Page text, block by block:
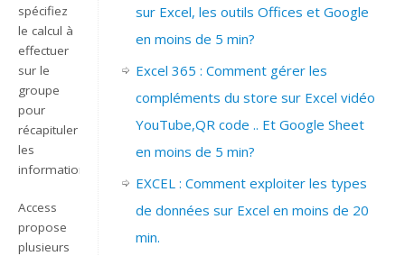
spécifiez
le calcul à
effectuer
sur le
groupe
pour
récapituler
les
informations.
Access
propose
plusieurs
sur Excel, les outils Offices et Google
en moins de 5 min?
Excel 365 : Comment gérer les
compléments du store sur Excel vidéo
YouTube,QR code .. Et Google Sheet
en moins de 5 min?
EXCEL : Comment exploiter les types
de données sur Excel en moins de 20
min.